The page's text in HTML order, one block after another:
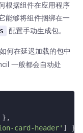
根据组件在应用程序
能够将组件捆绑在一
配置手动生成包。
何在延迟加载的包中
一般都会自动处
} ,
card-header' ]
}